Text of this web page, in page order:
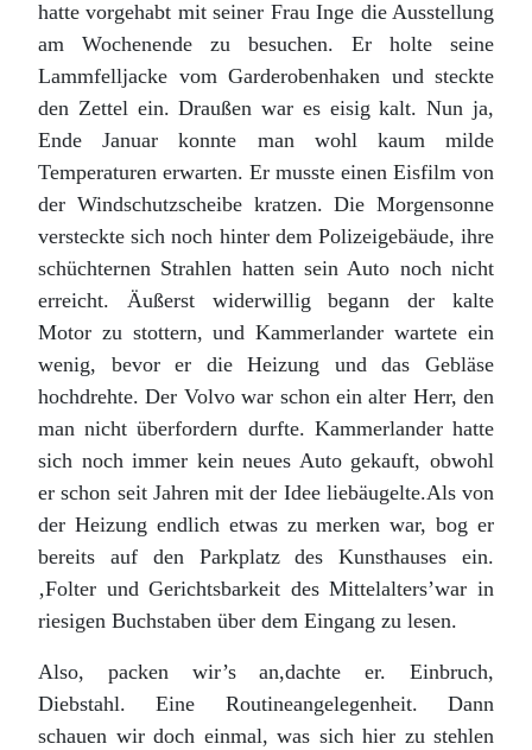
hatte vorgehabt mit seiner Frau Inge die Ausstellung
am Wochenende zu besuchen. Er holte seine
Lammfelljacke vom Garderobenhaken und steckte
den Zettel ein. Draußen war es eisig kalt. Nun ja,
Ende Januar konnte man wohl kaum milde
Temperaturen erwarten. Er musste einen Eisfilm von
der Windschutzscheibe kratzen. Die Morgensonne
versteckte sich noch hinter dem Polizeigebäude, ihre
schüchternen Strahlen hatten sein Auto noch nicht
erreicht. Äußerst widerwillig begann der kalte
Motor zu stottern, und Kammerlander wartete ein
wenig, bevor er die Heizung und das Gebläse
hochdrehte. Der Volvo war schon ein alter Herr, den
man nicht überfordern durfte. Kammerlander hatte
sich noch immer kein neues Auto gekauft, obwohl
er schon seit Jahren mit der Idee liebäugelte.Als von
der Heizung endlich etwas zu merken war, bog er
bereits auf den Parkplatz des Kunsthauses ein.
‚Folter und Gerichtsbarkeit des Mittelalters’war in
riesigen Buchstaben über dem Eingang zu lesen.
Also, packen wir’s an,dachte er. Einbruch,
Diebstahl. Eine Routineangelegenheit. Dann
schauen wir doch einmal, was sich hier zu stehlen